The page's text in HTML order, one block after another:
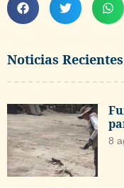
Noticias Recientes
8